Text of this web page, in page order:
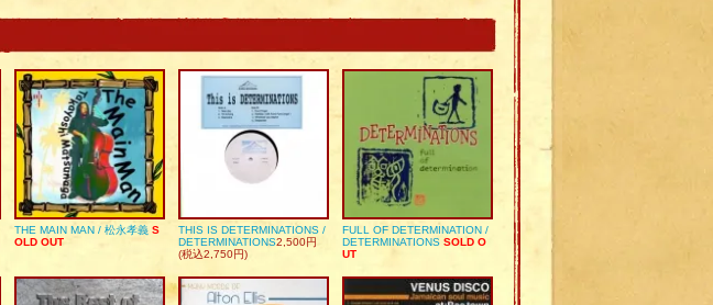
THE MAIN MAN / 松永孝義 S
OLD OUT
THIS IS DETERMINATIONS /
DETERMINATIONS2,500円
(税込2,750円)
FULL OF DETERMINATION /
DETERMINATIONS SOLD O
UT